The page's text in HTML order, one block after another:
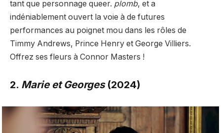
tant que personnage queer. plomb, et a
indéniablement ouvert la voie à de futures
performances au poignet mou dans les rôles de
Timmy Andrews, Prince Henry et George Villiers.
Offrez ses fleurs à Connor Masters !
2. Marie et Georges (2024)